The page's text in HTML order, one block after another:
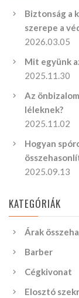
Biztonság a
szerepe a
2026.03.05
Mit együnk
2025.11.30
Az
léleknek?
2025.11.02
Hogyan
2025.09.13
KATEGÓRIÁK
Árak
Barber
Cégkivonat
Elosztó